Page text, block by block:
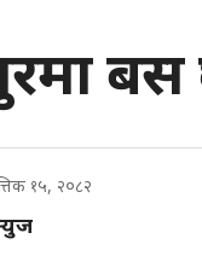
बस
१५, २०८२